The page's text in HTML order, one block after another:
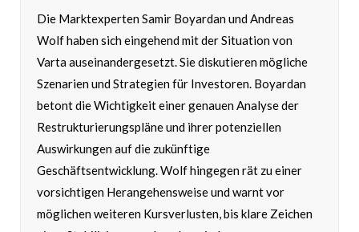
Die Marktexperten Samir Boyardan und Andreas
Wolf haben sich eingehend mit der Situation von
Varta auseinandergesetzt. Sie diskutieren mögliche
Szenarien und Strategien für Investoren. Boyardan
betont die Wichtigkeit einer genauen Analyse der
Restrukturierungspläne und ihrer potenziellen
Auswirkungen auf die zukünftige
Geschäftsentwicklung. Wolf hingegen rät zu einer
vorsichtigen Herangehensweise und warnt vor
möglichen weiteren Kursverlusten, bis klare Zeichen